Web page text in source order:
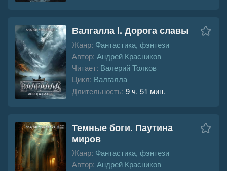
Валгалла I. Дорога славы
Жанр: Фантастика, фэнтези
Автор: Андрей Красников
Читает: Валерий Толков
Цикл: Валгалла
Длительность: 9 ч. 51 мин.
Темные боги. Паутина
миров
Жанр: Фантастика, фэнтези
Автор: Андрей Красников